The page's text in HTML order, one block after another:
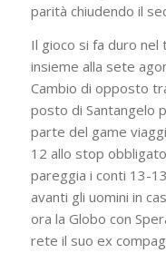
parità chiudendo il
Il gioco si fa duro nel
insieme alla sete
Cambio di opposto
posto di Santangelo
parte del game
12 allo stop
pareggia i conti 13-
avanti gli uomini in
ora la Globo con
rete il suo ex